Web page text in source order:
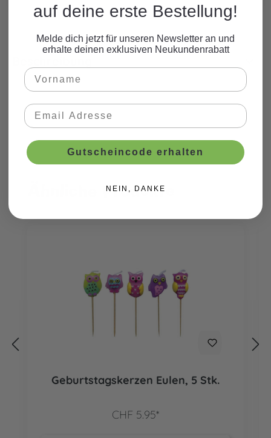
Produktgalerie überspringen
Ähnliche Produkte
Geburtstagskerzen Eulen, 5 Stk.
CHF 5.95*
auf deine erste Bestellung!
Melde dich jetzt für unseren Newsletter an und
erhalte deinen exklusiven Neukundenrabatt
Gutscheincode erhalten
NEIN, DANKE